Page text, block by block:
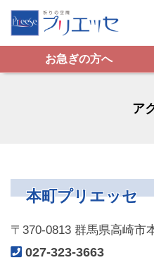
お急ぎの方へ
ア
本町プリエッセ
〒370-0813 群馬県高崎市
027-323-3663